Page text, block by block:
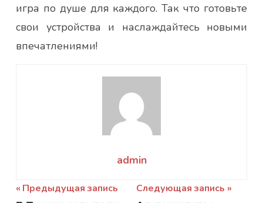
игра по душе для каждого. Так что готовьте
свои устройства и наслаждайтесь новыми
впечатлениями!
admin
Навигация
Предыдущая запись Следующая запись